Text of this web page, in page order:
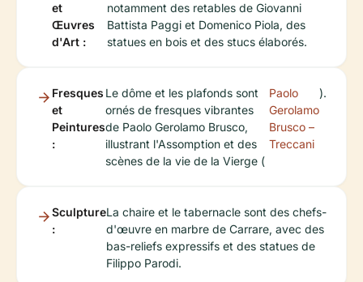
et
Œuvres
d'Art :
notamment des retables de Giovanni
Battista Paggi et Domenico Piola, des
statues en bois et des stucs élaborés.
Fresques
et
Peintures
:
Le dôme et les plafonds sont
ornés de fresques vibrantes
de Paolo Gerolamo Brusco,
illustrant l'Assomption et des
scènes de la vie de la Vierge (
Paolo
Gerolamo
Brusco –
Treccani
).
Sculpture
:
La chaire et le tabernacle sont des chefs-
d'œuvre en marbre de Carrare, avec des
bas-reliefs expressifs et des statues de
Filippo Parodi.